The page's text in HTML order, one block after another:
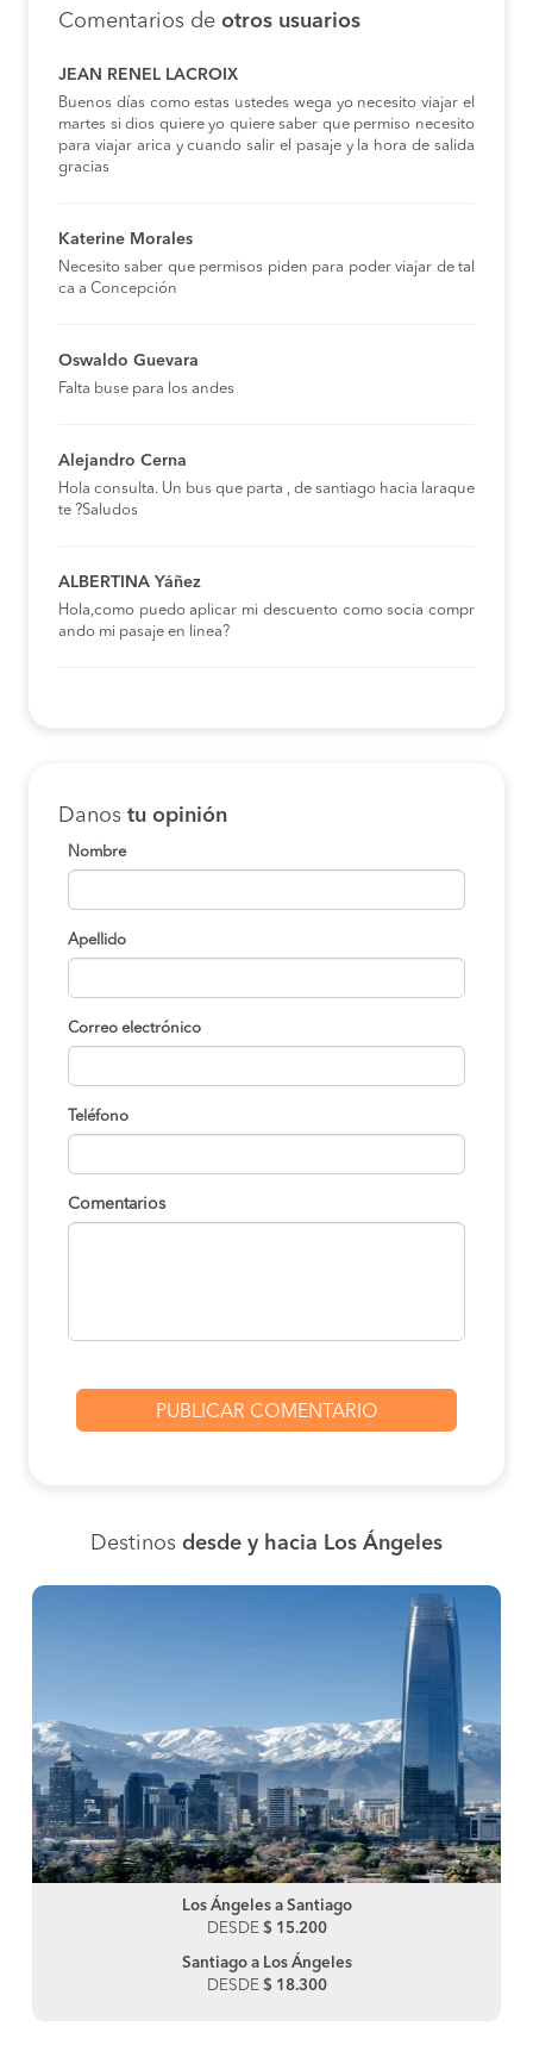
Comentarios de otros usuarios
JEAN RENEL LACROIX
Buenos días como estas ustedes wega yo necesito viajar el
martes si dios quiere yo quiere saber que permiso necesito
para viajar arica y cuando salir el pasaje y la hora de salida
gracias
Katerine Morales
Necesito saber que permisos piden para poder viajar de tal
ca a Concepción
Oswaldo Guevara
Falta buse para los andes
Alejandro Cerna
Hola consulta. Un bus que parta , de santiago hacia laraque
te ?Saludos
ALBERTINA Yáñez
Hola,como puedo aplicar mi descuento como socia compr
ando mi pasaje en linea?
Danos tu opinión
Nombre
Apellido
Correo electrónico
Teléfono
Comentarios
Destinos desde y hacia Los Ángeles
Los Ángeles a Santiago
DESDE $ 15.200
Santiago a Los Ángeles
DESDE $ 18.300